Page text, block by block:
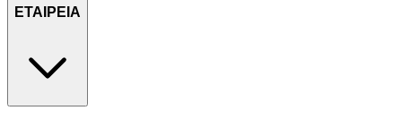
ΕΤΑΙΡΕΙΑ